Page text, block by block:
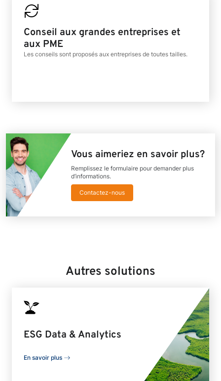
Conseil aux grandes entreprises et
aux PME
Les conseils sont proposés aux entreprises de toutes tailles.
Vous aimeriez en savoir plus?
Remplissez le formulaire pour demander plus
d’informations.
Contactez-nous
Autres solutions
ESG Data & Analytics
En savoir plus